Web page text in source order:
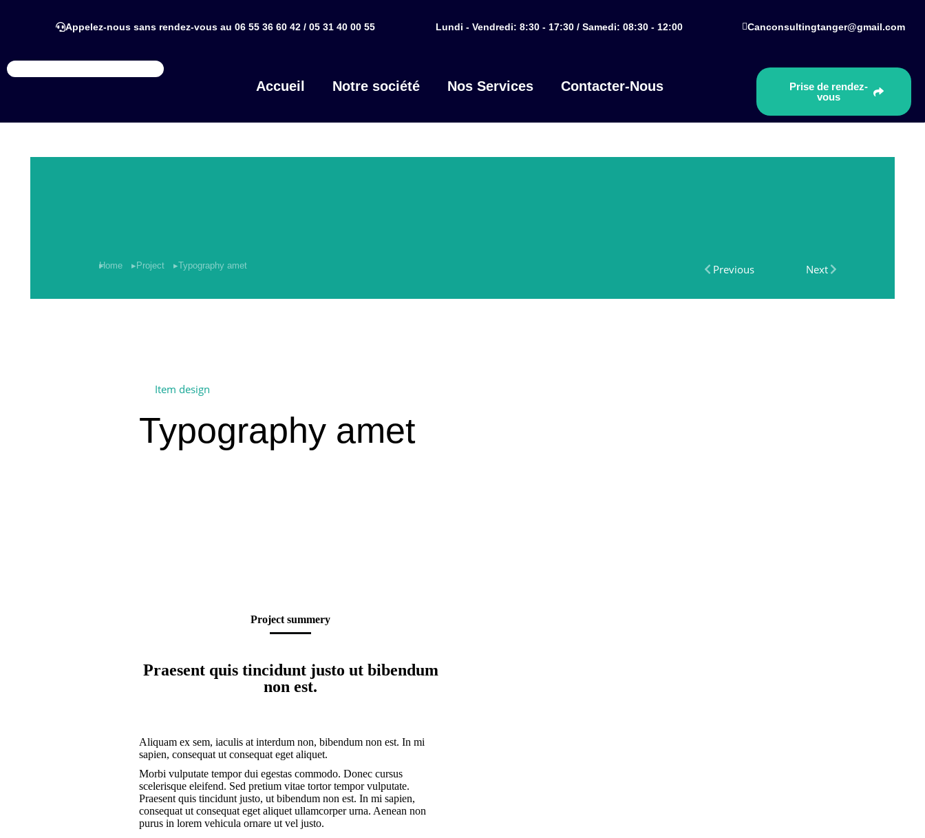
Appelez-nous sans rendez-vous au 06 55 36 60 42 / 05 31 40 00 55 Lundi - Vendredi: 8:30 - 17:30 / Samedi: 08:30 - 12:00 Canconsultingtanger@gmail.com
Accueil Notre société Nos Services Contacter-Nous
Prise de rendez-
vous
You are here:
Home Project Typography amet Previous Next
Item design
Typography amet
Project summery
Praesent quis tincidunt justo ut bibendum
non est.
Aliquam ex sem, iaculis at interdum non, bibendum non est. In mi
sapien, consequat ut consequat eget aliquet.
Morbi vulputate tempor dui egestas commodo. Donec cursus
scelerisque eleifend. Sed pretium vitae tortor tempor vulputate.
Praesent quis tincidunt justo, ut bibendum non est. In mi sapien,
consequat ut consequat eget aliquet ullamcorper urna. Aenean non
purus in lorem vehicula ornare ut vel justo.